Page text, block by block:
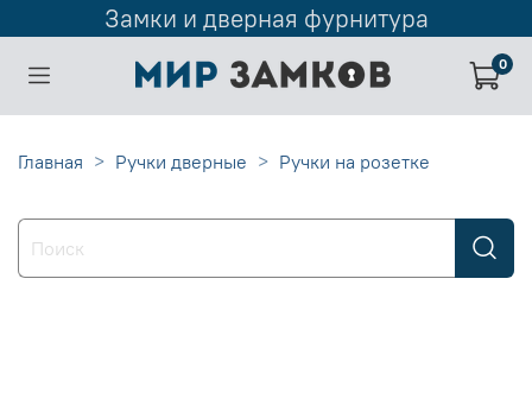
Замки и дверная фурнитура
0
Главная Ручки дверные Ручки на розетке